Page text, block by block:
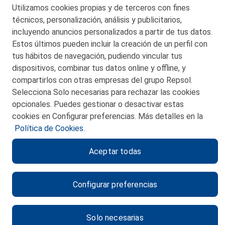
© 2026 Petronor S.A.
CONTACTO
MAPA WEB
POLITICA DE PRIVACIDAD
POLITICA DE COOKIES
CANAL DE ÉTICA
Utilizamos cookies propias y de terceros con fines
técnicos, personalización, análisis y publicitarios,
incluyendo anuncios personalizados a partir de tus datos.
Estos últimos pueden incluir la creación de un perfil con
tus hábitos de navegación, pudiendo vincular tus
dispositivos, combinar tus datos online y offline, y
compartirlos con otras empresas del grupo Repsol.
Selecciona Solo necesarias para rechazar las cookies
opcionales. Puedes gestionar o desactivar estas
cookies en Configurar preferencias. Más detalles en la
Política de Cookies.
Configurar preferencias
Solo necesarias
Aceptar todas